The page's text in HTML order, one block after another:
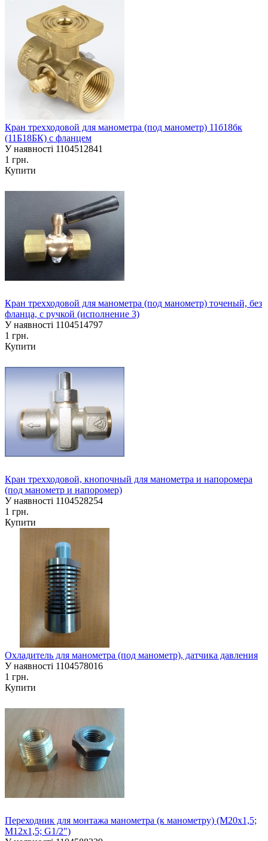
Кран трехходовой для манометра (под манометр) 11б18бк
(11Б18БК) с фланцем
У наявності 1104512841
1 грн.
Купити
Кран трехходовой для манометра (под манометр) точеный, без
фланца, с ручкой (исполнение 3)
У наявності 1104514797
1 грн.
Купити
Кран трехходовой, кнопочный для манометра и напоромера
(под манометр и напоромер)
У наявності 1104528254
1 грн.
Купити
Охладитель для манометра (под манометр), датчика давления
У наявності 1104578016
1 грн.
Купити
Переходник для монтажа манометра (к манометру) (М20х1,5;
М12х1,5; G1/2")